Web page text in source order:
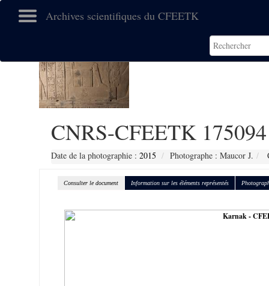
Archives scientifiques du CFEETK
CNRS-CFEETK 175094
Date de la photographie : 2015 Photographe : Maucor J.
Consulter le document Information sur les éléments représentés